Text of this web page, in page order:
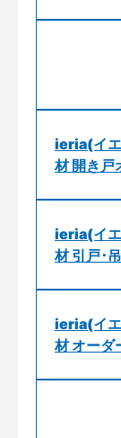
ieria(イエ
材 開き戸
ieria(イエ
材 引戸･
ieria(イエ
材 オーダ